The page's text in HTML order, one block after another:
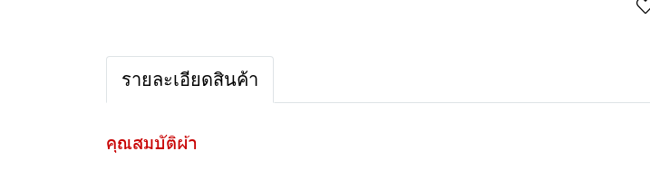
รายละเอียดสินค้า
คุณสมบัติผ้า